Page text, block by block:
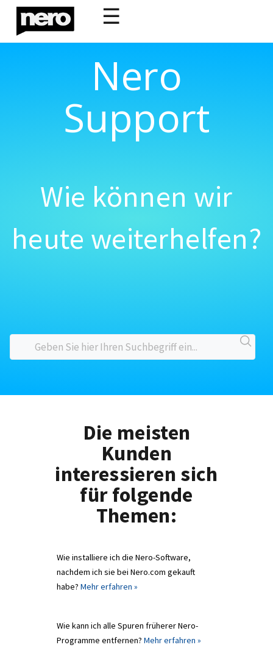
☰
Nero
Support
Wie können wir
heute weiterhelfen?
Die meisten
Kunden
interessieren sich
für folgende
Themen:
Wie installiere ich die Nero-Software,
nachdem ich sie bei Nero.com gekauft
habe? Mehr erfahren »
Wie kann ich alle Spuren früherer Nero-
Programme entfernen? Mehr erfahren »